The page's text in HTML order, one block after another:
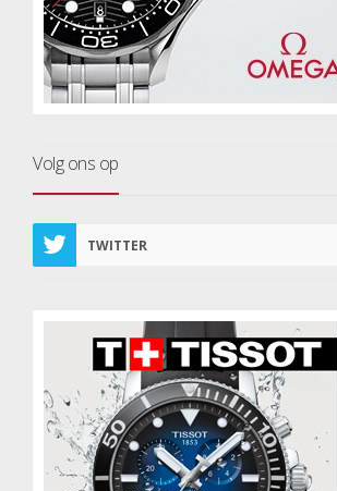
Volg ons op
TWITTER